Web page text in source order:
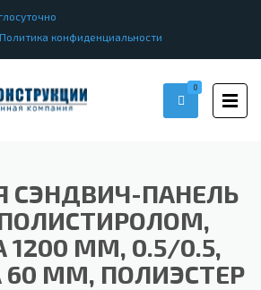
Политика конфиденциальности
0
СЭНДВИЧ-ПАНЕЛЬ
ММ, 0.5/0.5,
ММ, ПОЛИЭСТЕР